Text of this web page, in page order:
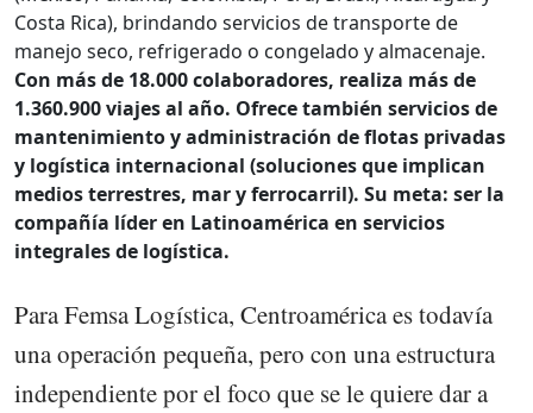
Costa Rica), brindando servicios de transporte de
manejo seco, refrigerado o congelado y almacenaje.
Con más de 18.000 colaboradores, realiza más de
1.360.900 viajes al año. Ofrece también servicios de
mantenimiento y administración de flotas privadas
y logística internacional (soluciones que implican
medios terrestres, mar y ferrocarril). Su meta: ser la
compañía líder en Latinoamérica en servicios
integrales de logística.
Para Femsa Logística, Centroamérica es todavía
una operación pequeña, pero con una estructura
independiente por el foco que se le quiere dar a